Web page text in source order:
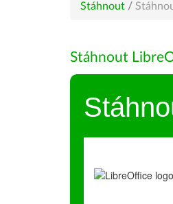
Stáhnout /
Stáhnout